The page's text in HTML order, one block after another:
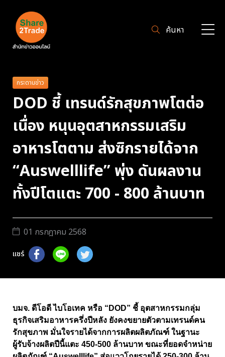
ค้นหา
กระดานข่าว
DOD ชี้ เทรนด์รักสุขภาพโตต่อ
เนื่อง หนุนอุตสาหกรรมเสริม
อาหารโตตาม ส่งซิกรายได้จาก
“Auswelllife” พุ่ง ดันผลงาน
ทั้งปีโตแตะ 700 - 800 ล้านบาท
01 กรกฎาคม 2568
แชร์
บมจ. ดีโอดี ไบโอเทค หรือ “DOD” ชี้ อุตสาหกรรมกลุ่ม
ธุรกิจเสริมอาหารครึ่งปีหลัง ยังคงขยายตัวตามเทรนด์คน
รักสุขภาพ มั่นใจรายได้จากการผลิตผลิตภัณฑ์ ในฐานะ
ผู้รับจ้างผลิตปีนี้แตะ 450-500 ล้านบาท ขณะที่ยอดจำหน่าย